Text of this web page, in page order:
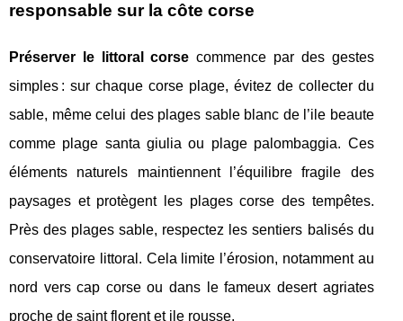
responsable sur la côte corse
Préserver le littoral corse commence par des gestes
simples : sur chaque corse plage, évitez de collecter du
sable, même celui des plages sable blanc de l’ile beaute
comme plage santa giulia ou plage palombaggia. Ces
éléments naturels maintiennent l’équilibre fragile des
paysages et protègent les plages corse des tempêtes.
Près des plages sable, respectez les sentiers balisés du
conservatoire littoral. Cela limite l’érosion, notamment au
nord vers cap corse ou dans le fameux desert agriates
proche de saint florent et ile rousse.